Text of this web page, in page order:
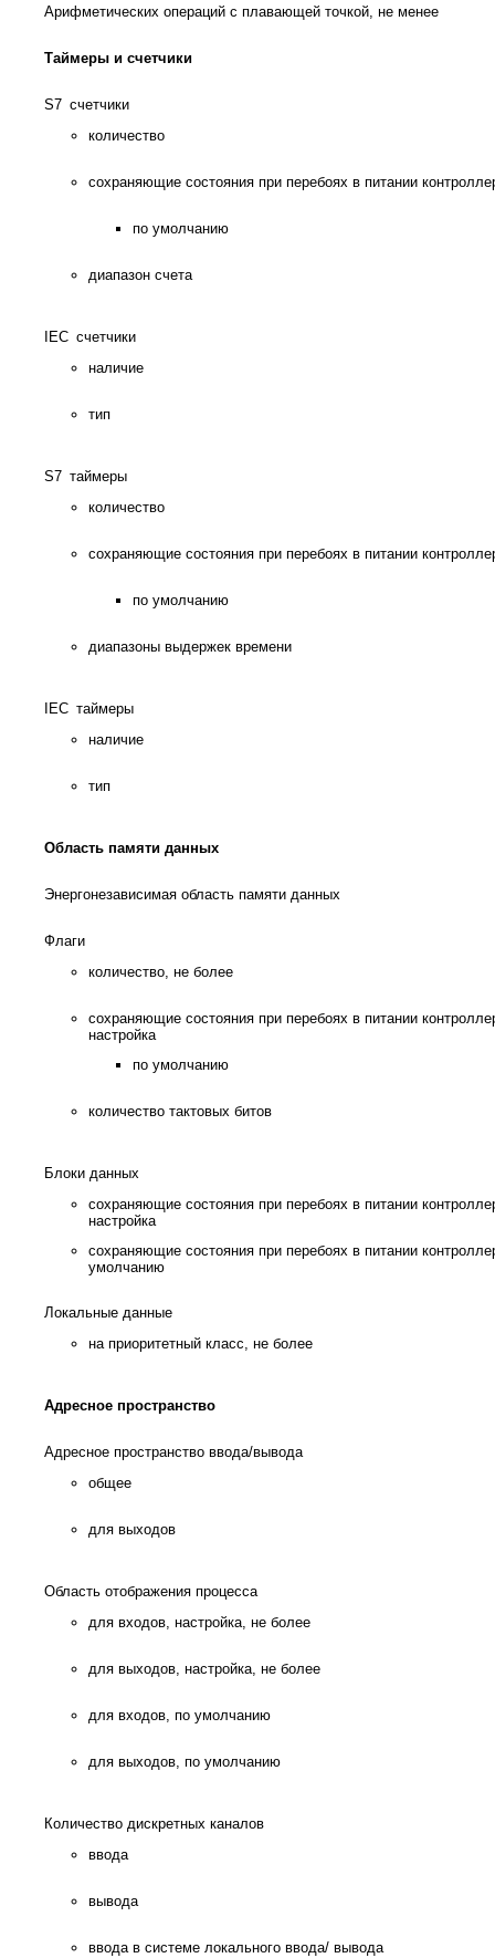
Арифметических операций с плавающей точкой, не менее
Таймеры и счетчики
S7 счетчики
количество
сохраняющие состояния при перебоях в питании
по умолчанию
диапазон счета
IEC счетчики
наличие
тип
S7 таймеры
количество
сохраняющие состояния при перебоях в питании
по умолчанию
диапазоны выдержек времени
IEC таймеры
наличие
тип
Область памяти данных
Энергонезависимая область памяти данных
Флаги
количество, не более
сохраняющие состояния при перебоях в питании
настройка
по умолчанию
количество тактовых битов
Блоки данных
сохраняющие состояния при перебоях в питании
настройка
сохраняющие состояния при перебоях в питании
умолчанию
Локальные данные
на приоритетный класс, не более
Адресное пространство
Адресное пространство ввода/вывода
общее
для выходов
Область отображения процесса
для входов, настройка, не более
для выходов, настройка, не более
для входов, по умолчанию
для выходов, по умолчанию
Количество дискретных каналов
ввода
вывода
ввода в системе локального ввода/ вывода